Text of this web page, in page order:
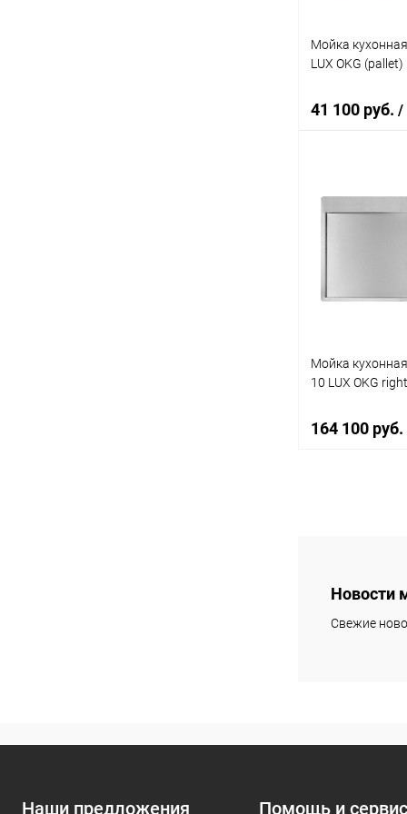
Мойка
LUX OKG (pallet)
41 100 руб. /
Купить в 1
Мойка
10 LUX OKG
164 100 руб.
Новости
Свежие
Наши предложения Помощь и